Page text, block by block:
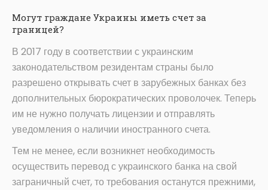
Могут граждане Украины иметь счет за
границей?
В 2017 году в соответствии с украинским
законодательством резидентам страны было
разрешено открывать счет в зарубежных банках без
дополнительных бюрократических проволочек. Теперь
им не нужно получать лицензии и отправлять
уведомления о наличии иностранного счета.
Тем не менее, если возникнет необходимость
осуществить перевод с украинского банка на свой
заграничный счет, то требования останутся прежними,